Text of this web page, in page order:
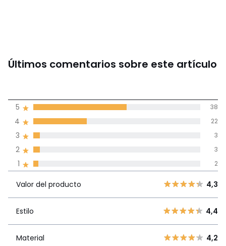
Últimos comentarios sobre este artículo
4,3
4
Valor del
4,4
4,2
1 2
2 3
3 3
4 22
5 38
Valor del producto 4,3
Estilo 4,4
Material 4,2